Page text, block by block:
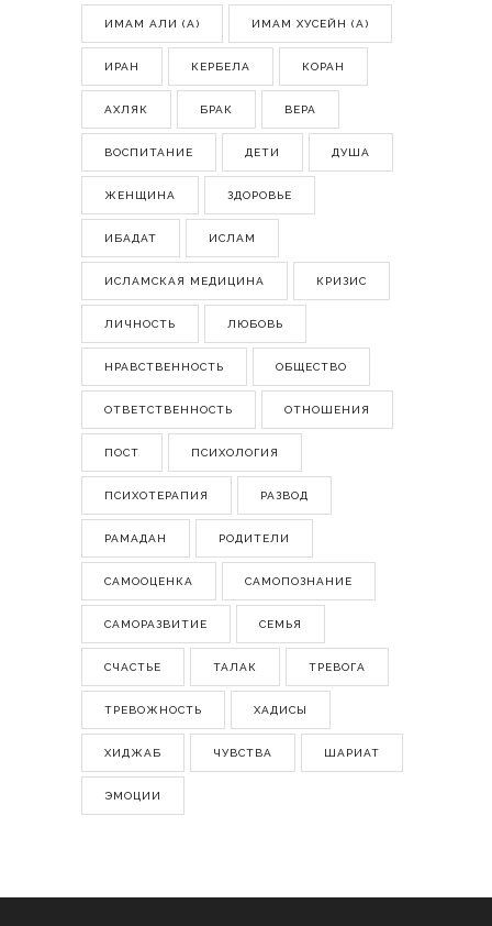
ИМАМ АЛИ (А) ИМАМ ХУСЕЙН (А)
ИРАН КЕРБЕЛА КОРАН
АХЛЯК БРАК ВЕРА
ВОСПИТАНИЕ ДЕТИ ДУША
ЖЕНЩИНА ЗДОРОВЬЕ
ИБАДАТ ИСЛАМ
ИСЛАМСКАЯ МЕДИЦИНА КРИЗИС
ЛИЧНОСТЬ ЛЮБОВЬ
НРАВСТВЕННОСТЬ ОБЩЕСТВО
ОТВЕТСТВЕННОСТЬ ОТНОШЕНИЯ
ПОСТ ПСИХОЛОГИЯ
ПСИХОТЕРАПИЯ РАЗВОД
РАМАДАН РОДИТЕЛИ
САМООЦЕНКА САМОПОЗНАНИЕ
САМОРАЗВИТИЕ СЕМЬЯ
СЧАСТЬЕ ТАЛАК ТРЕВОГА
ТРЕВОЖНОСТЬ ХАДИСЫ
ХИДЖАБ ЧУВСТВА ШАРИАТ
ЭМОЦИИ